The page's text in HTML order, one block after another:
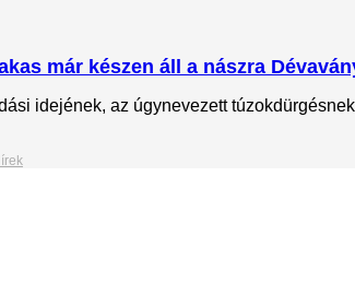
már készen áll a nászra
idejének, az úgynevezett